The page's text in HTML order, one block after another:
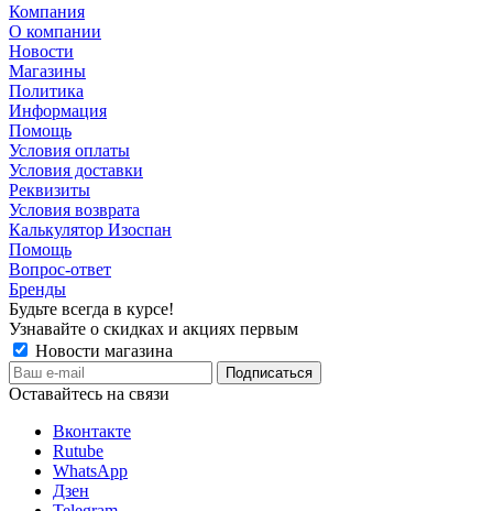
Компания
О компании
Новости
Магазины
Политика
Информация
Помощь
Условия оплаты
Условия доставки
Реквизиты
Условия возврата
Калькулятор Изоспан
Помощь
Вопрос-ответ
Бренды
Будьте всегда в курсе!
Узнавайте о скидках и акциях первым
Новости магазина
Оставайтесь на связи
Вконтакте
Rutube
WhatsApp
Дзен